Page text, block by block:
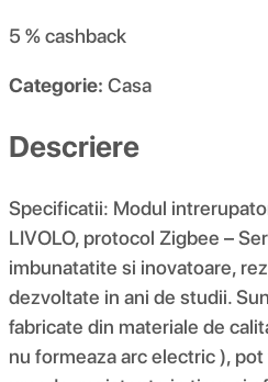
5 %cashback
Categorie: Casa
Descriere
Specificatii: Modul
LIVOLO, protocol Zigbee –
imbunatatite si inovatoare,
dezvoltate in ani de studii.
fabricate din materiale de
nu formeaza arc electric ),